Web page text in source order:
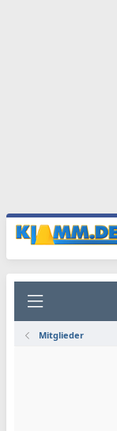
Mitglieder